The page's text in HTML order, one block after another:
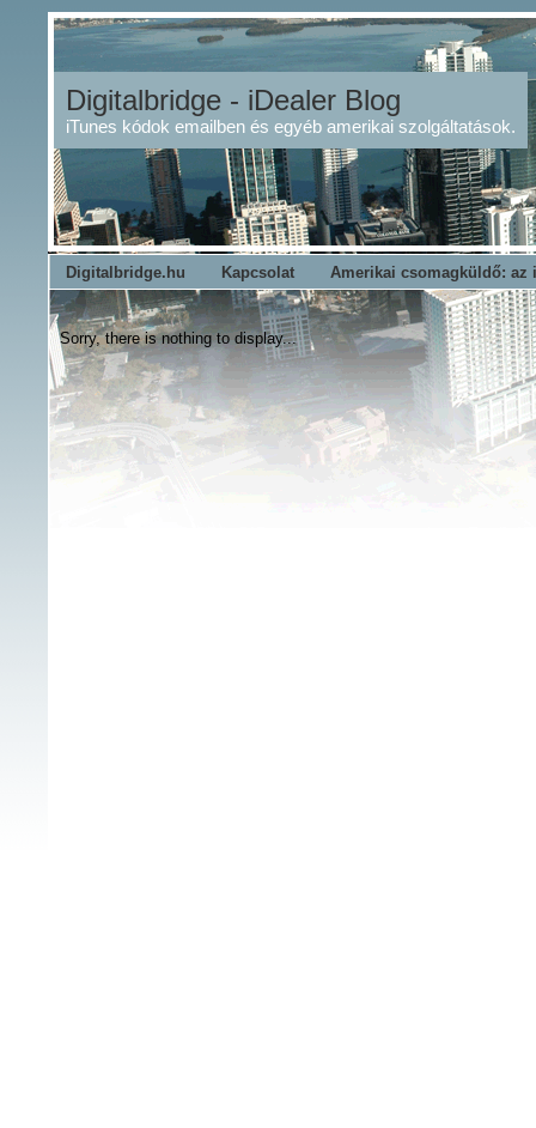
Digitalbridge - iDealer Blog
iTunes kódok emailben és egyéb amerikai szolgáltatások.
Digitalbridge.hu Kapcsolat Amerikai csomagküldő: az
Sorry, there is nothing to display...